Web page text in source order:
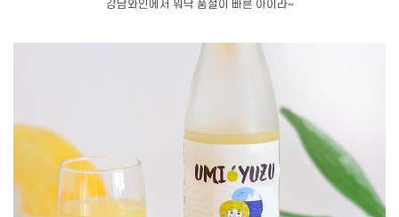
강남와인에서 워낙 품절이 빠른 아이라~